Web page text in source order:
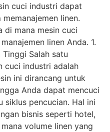
cuci industri dapat
linen.
di mana mesin cuci
linen Anda. 1.
Tinggi Salah satu
cuci industri adalah
ini dirancang untuk
Anda dapat mencuci
siklus pencucian. Hal ini
bisnis seperti hotel,
volume linen yang